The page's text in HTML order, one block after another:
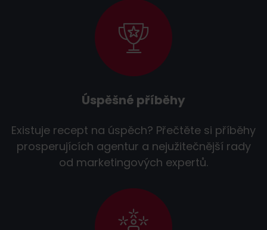
Úspěšné příběhy
Existuje recept na úspěch? Přečtěte si příběhy
prosperujících agentur a nejužitečnější rady
od marketingových expertů.